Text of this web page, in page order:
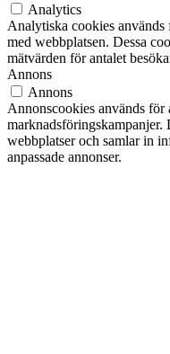
Analytics
Analytiska cookies används
med webbplatsen. Dessa
mätvärden för antalet
Annons
Annons
Annonscookies används för
marknadsföringskampanjer.
webbplatser och samlar in
anpassade annonser.